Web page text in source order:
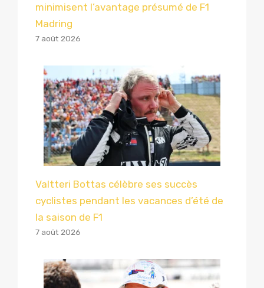
minimisent l’avantage présumé de F1
Madring
7 août 2026
Valtteri Bottas célèbre ses succès
cyclistes pendant les vacances d’été de
la saison de F1
7 août 2026